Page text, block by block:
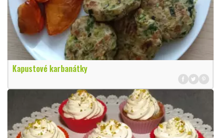
Kapustové karbanátky